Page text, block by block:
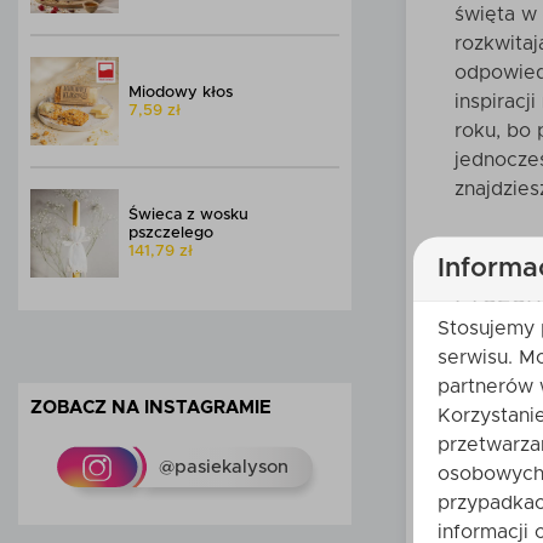
Miodowy kłos
7,59 zł
Świeca z wosku
pszczelego
141,79 zł
ZOBACZ NA INSTAGRAMIE
@pasiekalyson
święta w
roku, bo
Każde
postać
i
zdrowie
brzegu,
Stosujemy
serwisu.
partnerów
informacji